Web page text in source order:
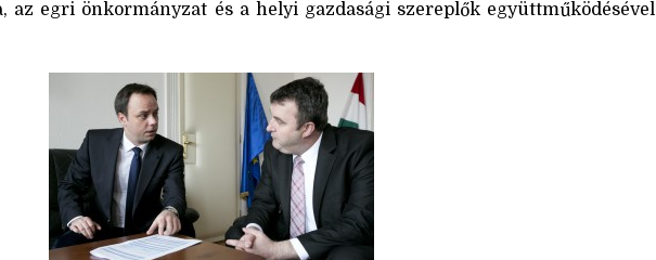
az egri önkormányzat és a helyi gazdasági szereplők együttműködésével